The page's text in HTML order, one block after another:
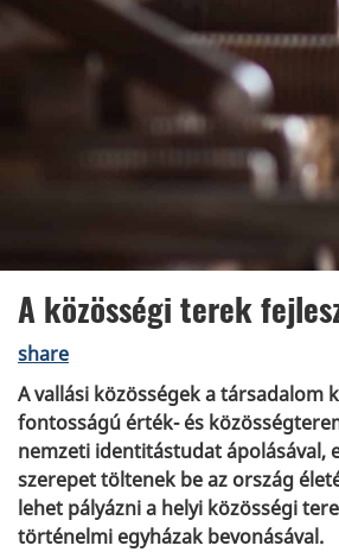
A közösségi terek
share
A vallási közösségek a társadalom
fontosságú érték- és
nemzeti identitástudat ápolásával,
szerepet töltenek be az ország
lehet pályázni a helyi közösségi
történelmi egyházak bevonásával.